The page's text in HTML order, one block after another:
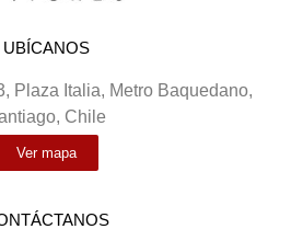
UBÍCANOS
Plaza Italia, Metro Baquedano,
Chile
Ver mapa